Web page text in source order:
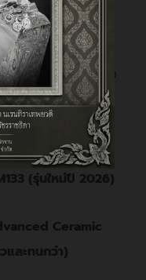
น้าเครื่อง
Support):เปลี่ยน
ที่ค้นหาข้อความข้าง
ให้การหาข้อมูลใน
(รุ่นใหม่ปี 2026)
Ceramic
และทนกว่า)